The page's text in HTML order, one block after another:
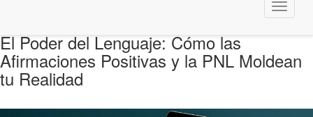
Menu
El Poder del Lenguaje: Cómo las
Afirmaciones Positivas y la PNL Moldean
tu Realidad